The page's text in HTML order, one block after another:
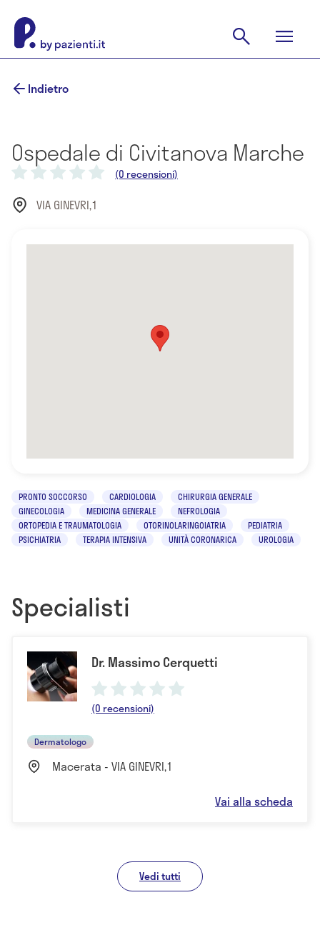
Indietro
Ospedale di Civitanova Marche
(0 recensioni)
VIA GINEVRI,1
PRONTO SOCCORSO CARDIOLOGIA
CHIRURGIA GENERALE
GINECOLOGIA
MEDICINA GENERALE
NEFROLOGIA
ORTOPEDIA E TRAUMATOLOGIA
OTORINOLARINGOIATRIA
PEDIATRIA
PSICHIATRIA
TERAPIA INTENSIVA UNITÀ CORONARICA UROLOGIA
Specialisti
Dr. Massimo Cerquetti
(0 recensioni)
Dermatologo
Macerata - VIA GINEVRI,1
Vai alla scheda
Vedi tutti